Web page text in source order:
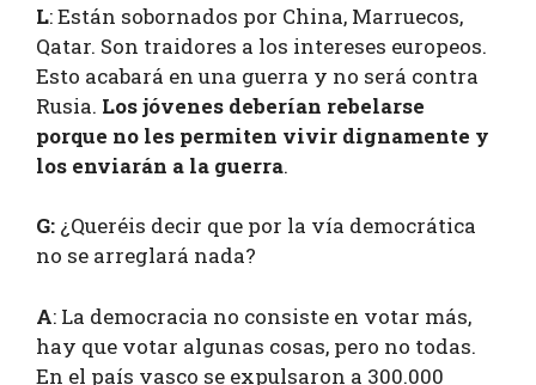
L: Están sobornados por China, Marruecos,
Qatar. Son traidores a los intereses europeos.
Esto acabará en una guerra y no será contra
Rusia. Los jóvenes deberían rebelarse
porque no les permiten vivir dignamente y
los enviarán a la guerra.
G: ¿Queréis decir que por la vía democrática
no se arreglará nada?
A: La democracia no consiste en votar más,
hay que votar algunas cosas, pero no todas.
En el país vasco se expulsaron a 300.000